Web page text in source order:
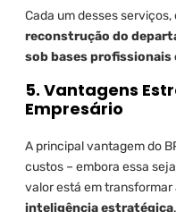
Cada um desses
reconstrução do
sob bases profissionais
5. Vantagens
Empresário
A principal vantagem do
custos – embora essa
valor está em transformar
inteligência estratégica